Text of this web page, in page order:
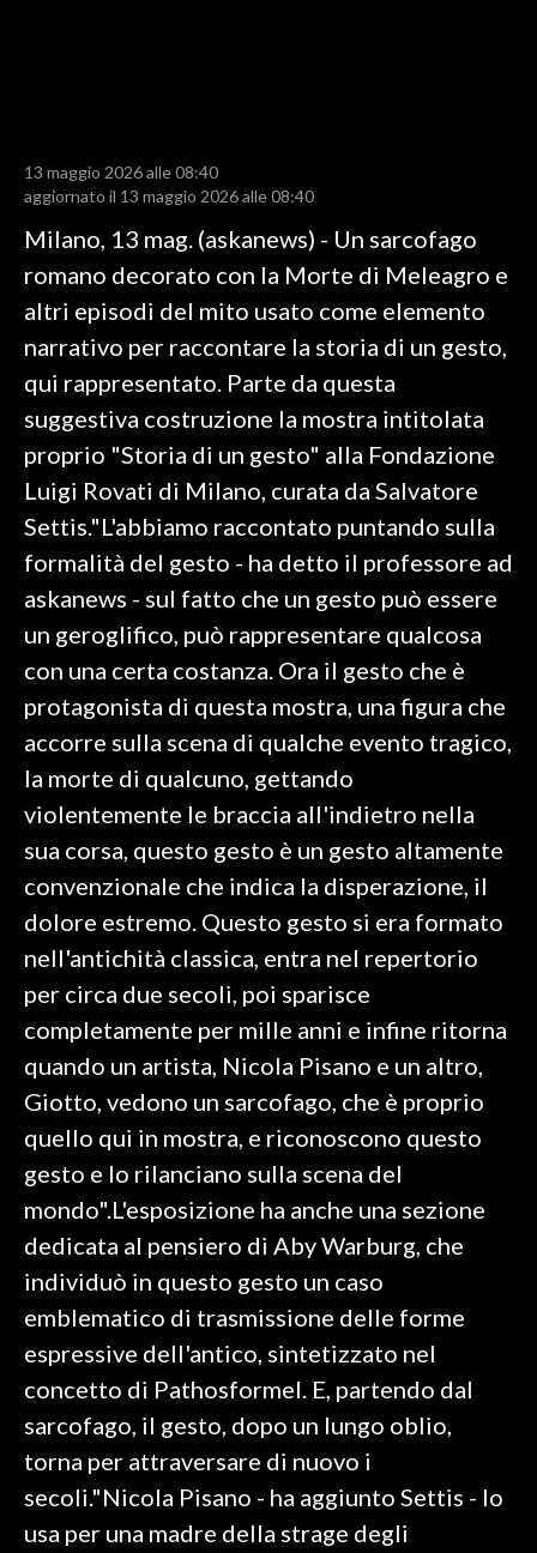
RISULTATI E CLASSIFICHE
CALCIO REGIONALE
BASKET
VOLLEY
MOTORI
TENNIS
ALTRI SPORT
CULTURA
GOSSIP
SARDEGNA TURISMO
SARDI NEL MONDO
NOTIZIE
EVENTI
3 MINUTI CON
INSULARITÀ
INFO AZIENDE
ABBONATI
ANNUNCI
NECROLOGI
13 maggio 2026 alle 08:40
aggiornato il 13 maggio 2026 alle 08:40
Milano, 13 mag. (askanews) - Un sarcofago
romano decorato con la Morte di Meleagro e
altri episodi del mito usato come elemento
narrativo per raccontare la storia di un gesto,
qui rappresentato. Parte da questa
suggestiva costruzione la mostra intitolata
proprio "Storia di un gesto" alla Fondazione
Luigi Rovati di Milano, curata da Salvatore
Settis."L'abbiamo raccontato puntando sulla
formalità del gesto - ha detto il professore ad
askanews - sul fatto che un gesto può essere
un geroglifico, può rappresentare qualcosa
con una certa costanza. Ora il gesto che è
protagonista di questa mostra, una figura che
accorre sulla scena di qualche evento tragico,
la morte di qualcuno, gettando
violentemente le braccia all'indietro nella
sua corsa, questo gesto è un gesto altamente
convenzionale che indica la disperazione, il
dolore estremo. Questo gesto si era formato
nell'antichità classica, entra nel repertorio
per circa due secoli, poi sparisce
completamente per mille anni e infine ritorna
quando un artista, Nicola Pisano e un altro,
Giotto, vedono un sarcofago, che è proprio
quello qui in mostra, e riconoscono questo
gesto e lo rilanciano sulla scena del
mondo".L'esposizione ha anche una sezione
dedicata al pensiero di Aby Warburg, che
individuò in questo gesto un caso
emblematico di trasmissione delle forme
espressive dell'antico, sintetizzato nel
concetto di Pathosformel. E, partendo dal
sarcofago, il gesto, dopo un lungo oblio,
torna per attraversare di nuovo i
secoli."Nicola Pisano - ha aggiunto Settis - lo
usa per una madre della strage degli